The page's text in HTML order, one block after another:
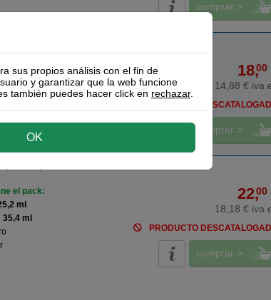
comprar >
el pack:
ml
35,4 ml
18,00
14,88 € iva
PRODUCTO
comprar >
+ Limpiadores
el pack:
ml
35,4 ml
22,00
18,18 € iva
PRODUCTO
comprar >
sus propios análisis con el fin de
y garantizar que la web funcione
también puedes hacer click en rechazar.
OK